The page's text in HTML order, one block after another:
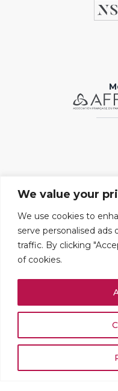
We value your
We use cookies to
serve personalised ads
traffic. By clicking
of cookies.
109